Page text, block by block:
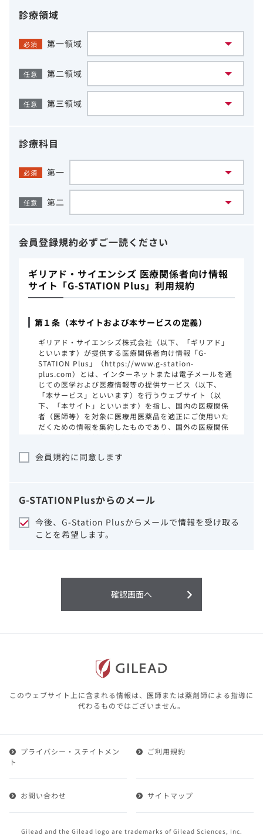
診療領域
必須 第一領域
任意 第二領域
任意 第三領域
診療科目
必須 第一
任意 第二
会員登録規約必ずご一読ください
ギリアド・サイエンシズ 医療関係者向け情報
サイト「G-STATION Plus」利用規約
第１条（本サイトおよび本サービスの定義）
ギリアド・サイエンシズ株式会社（以下、「ギリアド」
といいます）が提供する医療関係者向け情報「G-
STATION Plus」（https://www.g-station-
plus.com）とは、インターネットまたは電子メールを通
じての医学および医療情報等の提供サービス（以下、
「本サービス」といいます）を行うウェブサイト（以
下、「本サイト」といいます）を指し、国内の医療関係
者（医師等）を対象に医療用医薬品を適正にご使用いた
だくための情報を集約したものであり、国外の医療関係
事項をご熟読いただき、同意された場合のみご利用くだ
ギリアドは、本サイトのコンテンツについて
細心の注意を払い、正確かつ最新の情報を提
供するように努力をしておりますが、正確
性、確実性、妥当性、有用性、ご利用になら
利用することまたは利用できなかったことよ
り生じる損害については一切の責任を負いか
含む）の情報は、その製品またはその製品の
本サイト内の情報は、医師その他医療関係者
が行なうべきアドバイスやサービスを提供す
るものではありません。本サイトに表示され
ている情報は、決して、医師その他医療関係
1.会員とは、医療関係者の方で、本サービスの利用規約
ービスに登録を申し込みギリアドがこれを承認した方を
いいます。
けることができます。
会員規約に同意します
G-STATIONPlusからのメール
今後、G-Station Plusからメールで情報を受け取る
ことを希望します。
確認画面へ
このウェブサイト上に含まれる情報は、医師または薬剤師による指導に
代わるものではございません。
Gilead and the Gilead logo are trademarks of Gilead Sciences, Inc.
プライバシー・ステイトメン
ト
ご利用規約
お問い合わせ サイトマップ